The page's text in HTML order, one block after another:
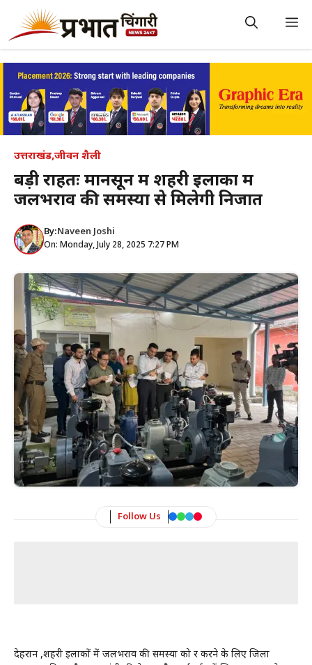
content
उत्तराखंड,जीवन शैली
बड़ी राहतः मानसून में शहरी इलाकों में
जलभराव की समस्या से मिलेगी निजात
By:Naveen Joshi
On: Monday, July 28, 2025 7:27 PM
Follow Us
देहरादून ,शहरी इलाकों में जलभराव की समस्या को दूर करने के लिए जिला